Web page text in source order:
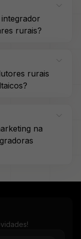
rurais?
rurais
na